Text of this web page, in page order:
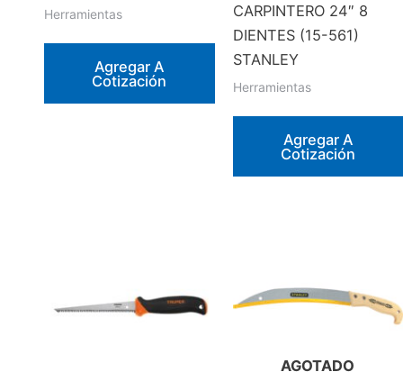
Herramientas
Agregar A
Cotización
CARPINTERO 24″ 8
DIENTES (15-561)
STANLEY
Herramientas
Agregar A
Cotización
AGOTADO